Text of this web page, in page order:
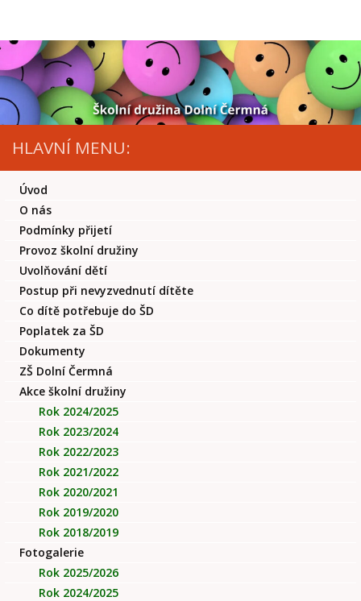
HLAVNÍ MENU:
Úvod
O nás
Podmínky přijetí
Provoz školní družiny
Uvolňování dětí
Postup při nevyzvednutí dítěte
Co dítě potřebuje do ŠD
Poplatek za ŠD
Dokumenty
ZŠ Dolní Čermná
Akce školní družiny
Rok 2024/2025
Rok 2023/2024
Rok 2022/2023
Rok 2021/2022
Rok 2020/2021
Rok 2019/2020
Rok 2018/2019
Fotogalerie
Rok 2025/2026
Rok 2024/2025